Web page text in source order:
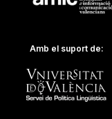
Amb el suport de: